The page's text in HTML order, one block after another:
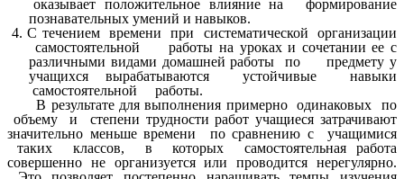
оказывает положительное влияние на формирование
познавательных умений и навыков.
4. С течением времени при систематической организации
самостоятельной работы на уроках и сочетании ее с
различными видами домашней работы по предмету у
учащихся вырабатываются устойчивые навыки
самостоятельной работы.
В результате для выполнения примерно одинаковых по
объему и степени трудности работ учащиеся затрачивают
значительно меньше времени по сравнению с учащимися
таких классов, в которых самостоятельная работа
совершенно не организуется или
проводится нерегулярно.